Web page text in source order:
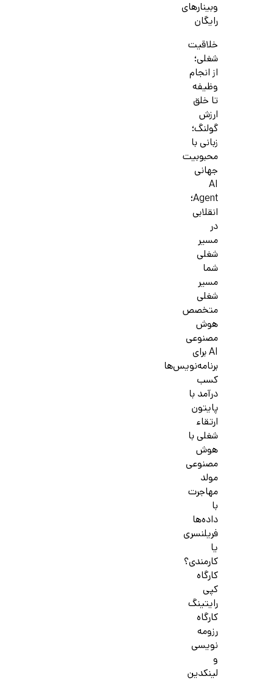
وبینارهای
رایگان
خلاقیت
شغلی؛
از انجام
وظیفه
تا خلق
ارزش
گولنگ؛
زبانی با
محبوبیت
جهانی
AI
Agent؛
انقلابی
در
مسیر
شغلی
شما
مسیر
شغلی
متخصص
هوش
مصنوعی
AI برای
برنامه‌نویس‌ها
کسب
درآمد با
پایتون
ارتقاء
شغلی با
هوش
مصنوعی
مولد
مهاجرت
با
داده‌ها
فریلنسری
یا
کارمندی؟
کارگاه
کپی
رایتینگ
کارگاه
رزومه
نویسی
و
لینکدین